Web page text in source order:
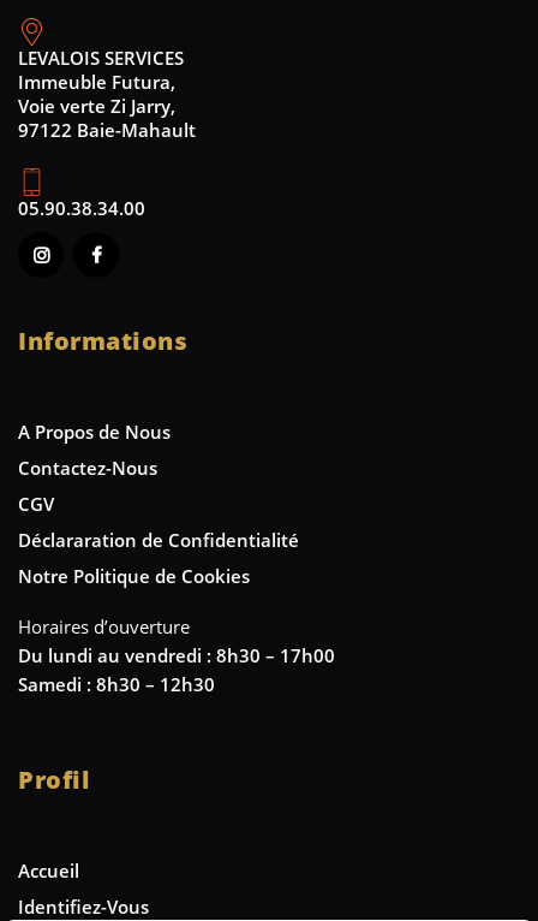
LEVALOIS SERVICES
Immeuble Futura,
Voie verte Zi Jarry,
97122 Baie-Mahault
05.90.38.34.00
Informations
A Propos de Nous
Contactez-Nous
CGV
Déclararation de Confidentialité
Notre Politique de Cookies
Horaires d’ouverture
Du lundi au vendredi : 8h30 – 17h00
Samedi : 8h30 – 12h30
Profil
Accueil
Identifiez-Vous